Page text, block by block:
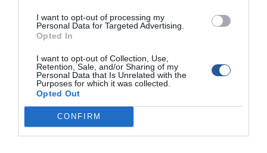
I want to opt-out of processing my
Personal Data for Targeted Advertising.
Opted In
I want to opt-out of Collection, Use,
Retention, Sale, and/or Sharing of my
Personal Data that Is Unrelated with the
Purposes for which it was collected.
Opted Out
CONFIRM